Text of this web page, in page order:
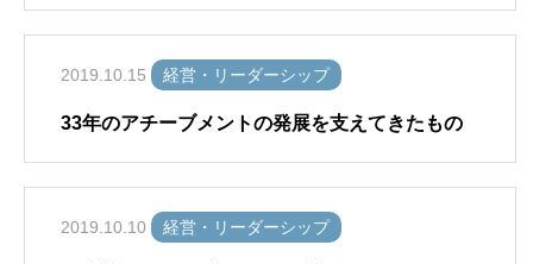
2019.10.15 経営・リーダーシップ
33年のアチーブメントの発展を支えてきたもの
2019.10.10 経営・リーダーシップ